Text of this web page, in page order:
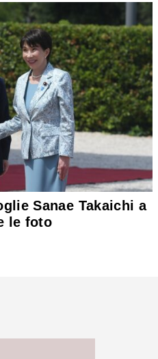
Sanae Takaichi a
le foto